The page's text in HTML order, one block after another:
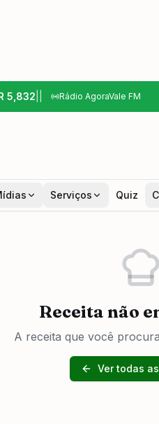
5,832 Rádio AgoraVale FM
Serviços Quiz
Receita não
A receita que você
Ver todas